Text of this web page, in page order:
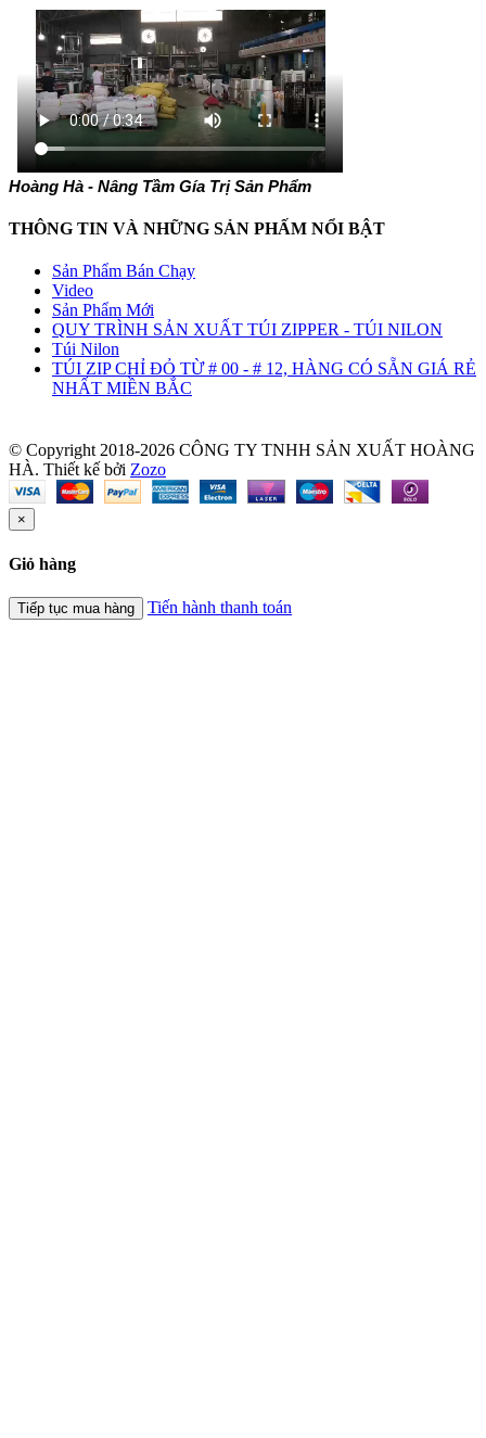
Hoàng Hà - Nâng Tầm Gía Trị Sản Phẩm
THÔNG TIN VÀ NHỮNG SẢN PHẤM NỔI BẬT
Sản Phẩm Bán Chạy
Video
Sản Phẩm Mới
QUY TRÌNH SẢN XUẤT TÚI ZIPPER - TÚI NILON
Túi Nilon
TÚI ZIP CHỈ ĐỎ TỪ # 00 - # 12, HÀNG CÓ SẴN GIÁ RẺ
NHẤT MIỀN BẮC
© Copyright 2018-2026 CÔNG TY TNHH SẢN XUẤT HOÀNG
HÀ. Thiết kế bởi Zozo
×
Giỏ hàng
Tiếp tục mua hàng Tiến hành thanh toán